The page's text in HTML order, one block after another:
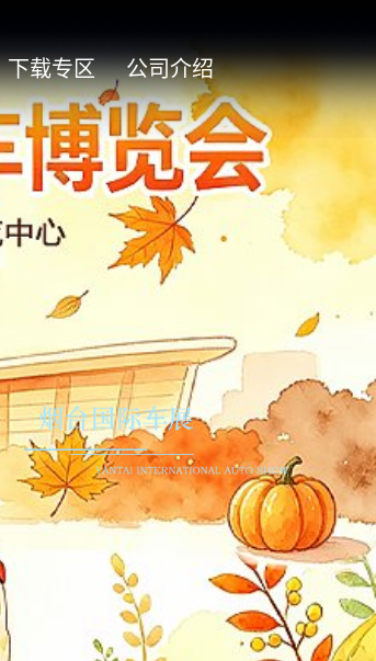
下载专区 公司介绍